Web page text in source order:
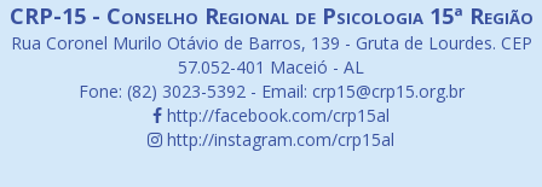
CRP-15 - Conselho Regional de Psicologia 15ª Região
Rua Coronel Murilo Otávio de Barros, 139 - Gruta de Lourdes. CEP
57.052-401 Maceió - AL
Fone: (82) 3023-5392 - Email: crp15@crp15.org.br
http://facebook.com/crp15al
http://instagram.com/crp15al